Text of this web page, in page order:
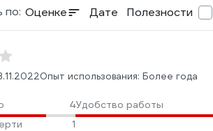
по: Оценке Дате Полезности
Опыт использования: Более года
4Удобство работы
1